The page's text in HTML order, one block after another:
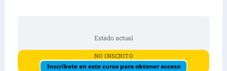
Estado actual
NO INSCRITO
Inscríbete en este curso para obtener acceso